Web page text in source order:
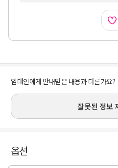
임대인에게 안내받은 내용과 다른가요?
잘못된 정보
옵션